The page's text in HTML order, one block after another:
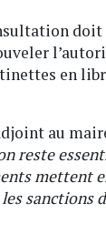
en
au
reste
mettent
sanctions